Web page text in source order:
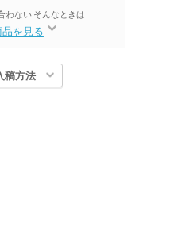
わない そんなときは
を見る
稿方法